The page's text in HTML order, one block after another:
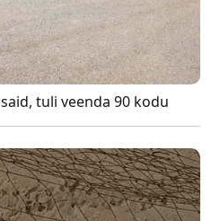
tuli veenda 90 kodu